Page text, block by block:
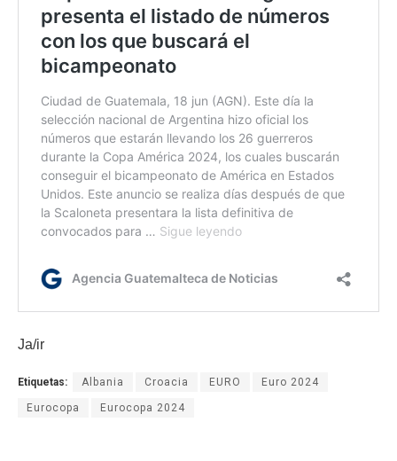
Ja/ir
Etiquetas: Albania Croacia EURO Euro 2024
Eurocopa Eurocopa 2024